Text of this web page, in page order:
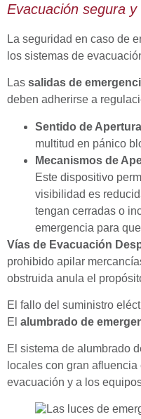
Evacuación segura
La seguridad en caso de
los sistemas de
Las salidas de
deben adherirse a
Sentido de
multitud en pánico
Mecanismos de
Este dispositivo
visibilidad es
tengan cerradas o
emergencia para
Vías de Evacuación
prohibido apilar
obstruida anula el
El fallo del suministro
El alumbrado de
El sistema de alumbrado
locales con gran
evacuación y a los